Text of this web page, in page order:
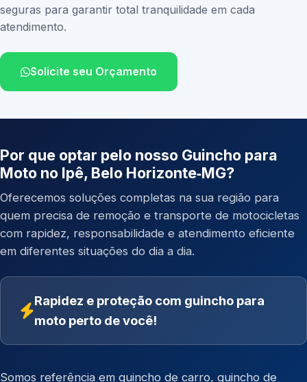
seguras para garantir total tranquilidade em cada
atendimento.
Solicite seu Orçamento
Por que optar pelo nosso Guincho para
Moto no Ipê, Belo Horizonte‑MG?
Oferecemos soluções completas na sua região para
quem precisa de remoção e transporte de motocicletas
com rapidez, responsabilidade e atendimento eficiente
em diferentes situações do dia a dia.
Rapidez e proteção com guincho para
moto perto de você!
Somos referência em guincho de carro, guincho de